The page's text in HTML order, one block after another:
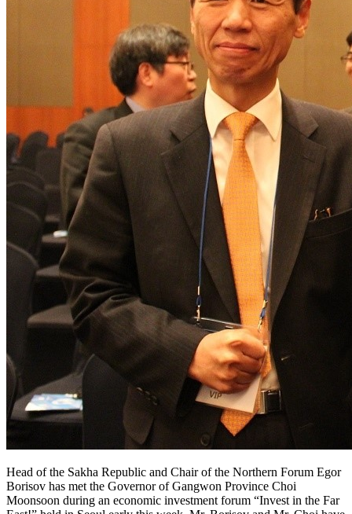
Head of the Sakha Republic and Chair of the Northern Forum Egor
Borisov has met the Governor of Gangwon Province Choi
Moonsoon during an economic investment forum “Invest in the Far